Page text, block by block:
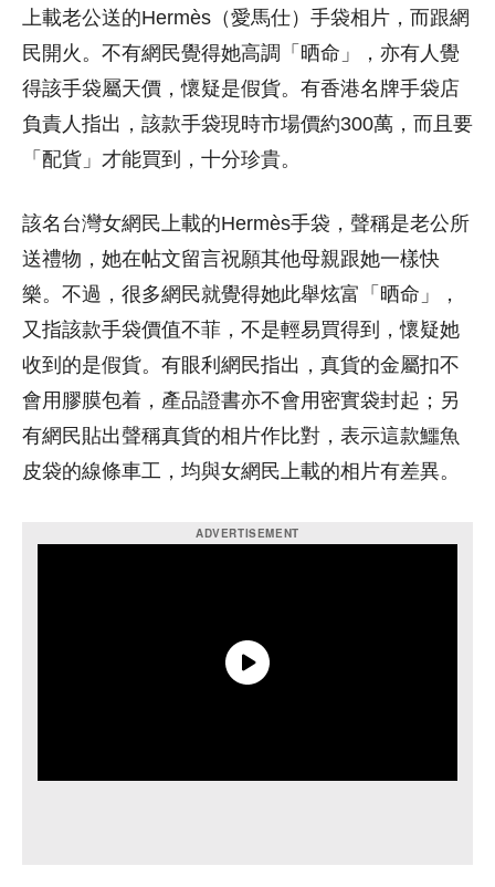
上載老公送的Hermès（愛馬仕）手袋相片，而跟網
民開火。不有網民覺得她高調「晒命」，亦有人覺
得該手袋屬天價，懷疑是假貨。有香港名牌手袋店
負責人指出，該款手袋現時市場價約300萬，而且要
「配貨」才能買到，十分珍貴。
該名台灣女網民上載的Hermès手袋，聲稱是老公所
送禮物，她在帖文留言祝願其他母親跟她一樣快
樂。不過，很多網民就覺得她此舉炫富「晒命」，
又指該款手袋價值不菲，不是輕易買得到，懷疑她
收到的是假貨。有眼利網民指出，真貨的金屬扣不
會用膠膜包着，產品證書亦不會用密實袋封起；另
有網民貼出聲稱真貨的相片作比對，表示這款鱷魚
皮袋的線條車工，均與女網民上載的相片有差異。